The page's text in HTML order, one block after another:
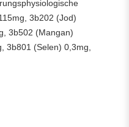
3b202 (Jod)
3b502 (Mangan)
3b801 (Selen) 0,3mg,